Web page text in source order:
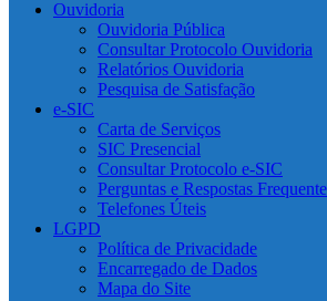
Ouvidoria
Ouvidoria Pública
Consultar Protocolo Ouvidoria
Relatórios Ouvidoria
Pesquisa de Satisfação
e-SIC
Carta de Serviços
SIC Presencial
Consultar Protocolo e-SIC
Perguntas e Respostas
Telefones Úteis
LGPD
Política de Privacidade
Encarregado de Dados
Mapa do Site